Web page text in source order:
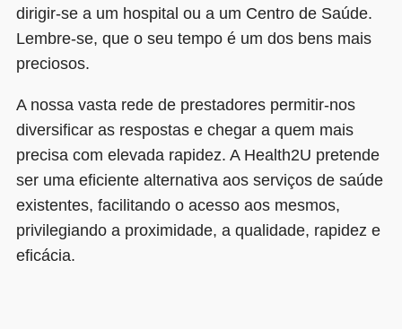
dirigir-se a um hospital ou a um Centro de Saúde.
Lembre-se, que o seu tempo é um dos bens mais
preciosos.
A nossa vasta rede de prestadores permitir-nos
diversificar as respostas e chegar a quem mais
precisa com elevada rapidez. A Health2U pretende
ser uma eficiente alternativa aos serviços de saúde
existentes, facilitando o acesso aos mesmos,
privilegiando a proximidade, a qualidade, rapidez e
eficácia.